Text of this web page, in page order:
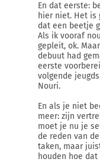
En dat eerste:
hier niet. Het is
dat een beetje
Als ik vooraf
gepleit, ok.
debuut had
eerste
volgende
Nouri.
En als je niet
meer: zijn
moet je nu je
de reden van
taken, maar
houden hoe